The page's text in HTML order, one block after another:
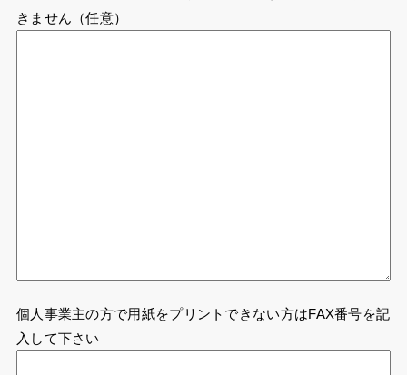
きません（任意）
個人事業主の方で用紙をプリントできない方はFAX番号を記
入して下さい